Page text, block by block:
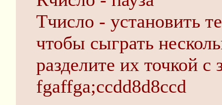
Tчисло - установить
чтобы сыграть
разделите их точкой с
fgaffga;ccdd8d8ccd